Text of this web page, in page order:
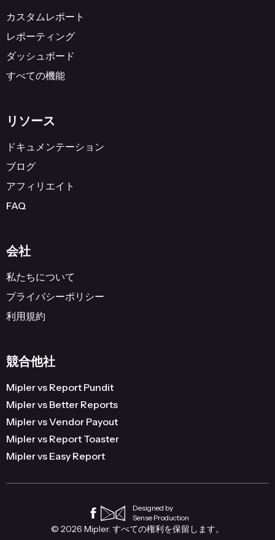
カスタムレポート
レポーティング
ダッシュボード
すべての機能
リソース
ドキュメンテーション
ブログ
アフィリエイト
FAQ
会社
私たちについて
プライバシーポリシー
利用規約
競合他社
Mipler vs Report Pundit
Mipler vs Better Reports
Mipler vs Vendor Payout
Mipler vs Report Toaster
Mipler vs Easy Report
Designed by
Sense Production
© 2026 Mipler. すべての権利を保留します。